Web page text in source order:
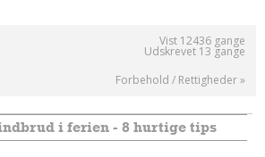
Vist 12436 gange
Udskrevet 13 gange
Forbehold / Rettigheder »
i ferien - 8 hurtige tips